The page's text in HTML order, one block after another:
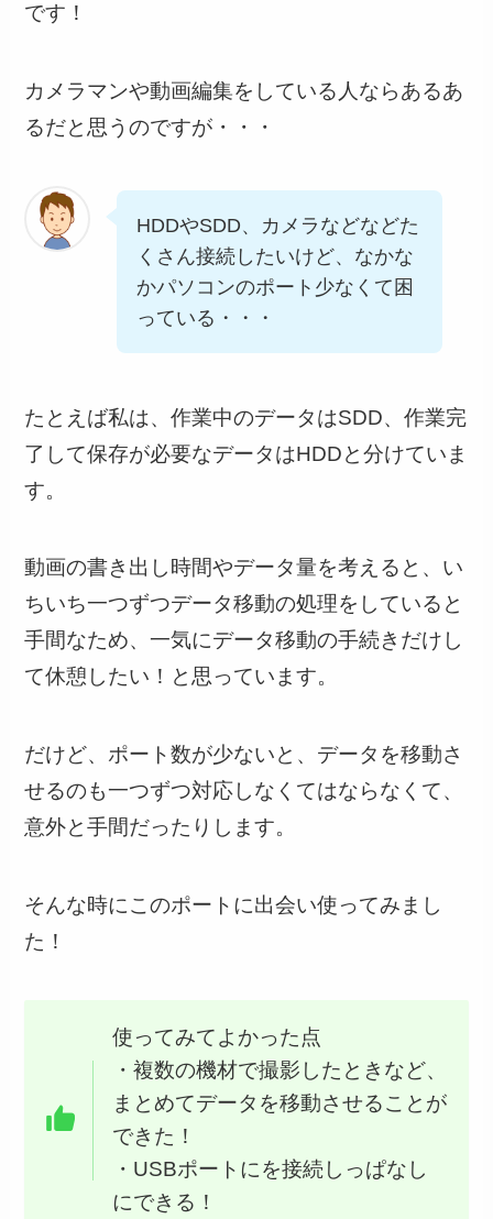
です！
カメラマンや動画編集をしている人ならあるあ
るだと思うのですが・・・
HDDやSDD、カメラなどなどた
くさん接続したいけど、なかな
かパソコンのポート少なくて困
っている・・・
たとえば私は、作業中のデータはSDD、作業完
了して保存が必要なデータはHDDと分けていま
す。
動画の書き出し時間やデータ量を考えると、い
ちいち一つずつデータ移動の処理をしていると
手間なため、一気にデータ移動の手続きだけし
て休憩したい！と思っています。
だけど、ポート数が少ないと、データを移動さ
せるのも一つずつ対応しなくてはならなくて、
意外と手間だったりします。
そんな時にこのポートに出会い使ってみまし
た！
使ってみてよかった点
・複数の機材で撮影したときなど、
まとめてデータを移動させることが
できた！
・USBポートにを接続しっぱなし
にできる！